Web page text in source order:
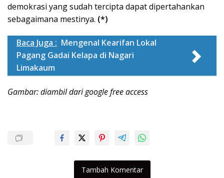
demokrasi yang sudah tercipta dapat dipertahankan
sebagaimana mestinya. (*)
Baca Juga : Mengenal Kearifan Lokal
Pagang Gadai Kelapa di Nagari
Limakaum
Gambar: diambil dari google free access
Tambah Komentar